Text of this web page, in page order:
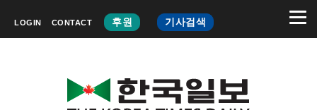
LOGIN CONTACT 후원 기사검색